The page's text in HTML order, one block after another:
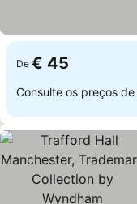
De € 45
Consulte os preços de